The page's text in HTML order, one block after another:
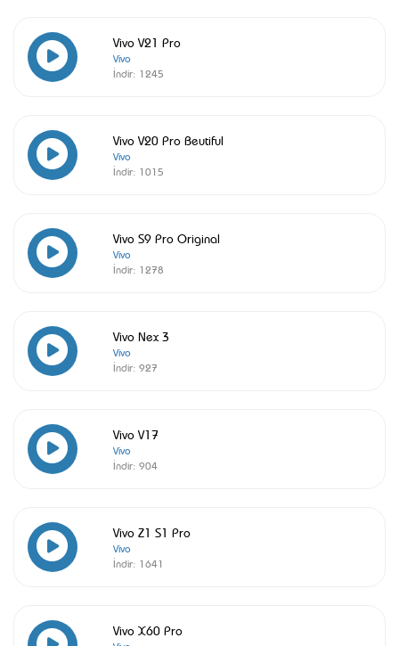
Vivo V21 Pro
Vivo
İndir: 1245
Vivo V20 Pro Beutiful
Vivo
İndir: 1015
Vivo S9 Pro Original
Vivo
İndir: 1278
Vivo Nex 3
Vivo
İndir: 927
Vivo V17
Vivo
İndir: 904
Vivo Z1 S1 Pro
Vivo
İndir: 1641
Vivo X60 Pro